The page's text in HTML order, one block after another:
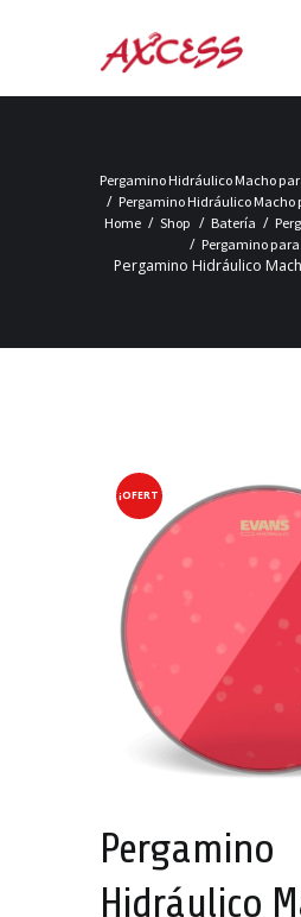
Pergamino Hidráulico Macho
Pergamino Hidráulico Macho
Home
Shop Batería
Pergamino para
Pergamino Hidráulico
¡OFERT
Pergamino
Hidráulico